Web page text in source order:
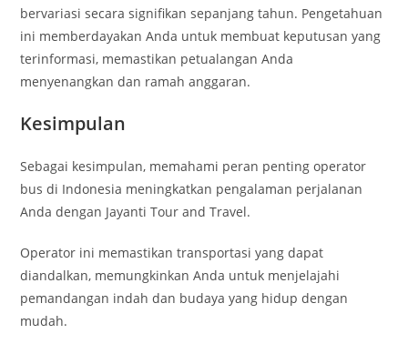
bervariasi secara signifikan sepanjang tahun. Pengetahuan
ini memberdayakan Anda untuk membuat keputusan yang
terinformasi, memastikan petualangan Anda
menyenangkan dan ramah anggaran.
Kesimpulan
Sebagai kesimpulan, memahami peran penting operator
bus di Indonesia meningkatkan pengalaman perjalanan
Anda dengan Jayanti Tour and Travel.
Operator ini memastikan transportasi yang dapat
diandalkan, memungkinkan Anda untuk menjelajahi
pemandangan indah dan budaya yang hidup dengan
mudah.